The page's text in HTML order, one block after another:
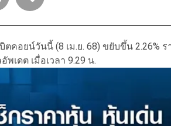
ตคอยน์วันนี้ (8 เม.ย. 68) ขยับขึ้น 2.26%
พเดต เมื่อเวลา 9.29 น.